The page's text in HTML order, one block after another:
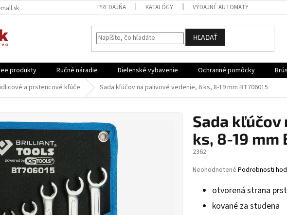
PREDAJŇA KATALÓGY VÝDAJNÉ AUTOMATY
HĽADAŤ
produkty Ručné náradie Dielenské vybavenie Ochranné pomôcky
a prstencové kľúče Sada kľúčov na palivové vedenie, 6 ks, 8-19 mm BT706015
Sada kľúčov
ks, 8-19 mm
2362
Priemerné
produktu
Neohodnotené Podrobnosti
otvorená strana
kované za studena